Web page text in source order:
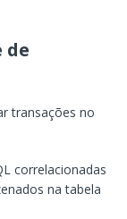
de
transações no
correlacionadas
na tabela